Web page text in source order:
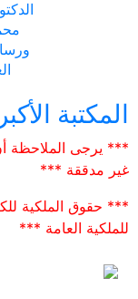
المكتبة
*** يرجى الملاحظة
غير مدققة ***
*** حقوق الملكية
للملكية العامة ***